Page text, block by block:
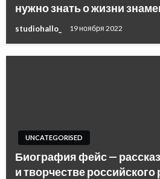
нужно знать о жизни
studiohallo_ 19 ноября 2022
UNCATEGORISED
Биография фейс —
и творчестве российского